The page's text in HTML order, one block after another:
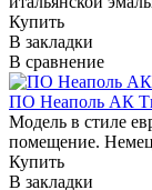
Купить
В закладки
В сравнение
ПО Неаполь АК
Модель в стиле
помещение.
Купить
В закладки